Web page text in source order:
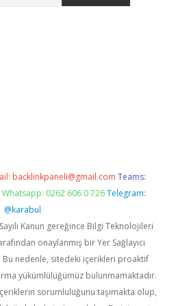
backlinkpaneli@gmail.com Teams:
Whatsapp: 0262 606 0 726 Telegram:
@karabul
Kanun gereğince Bilgi Teknolojileri
onaylanmış bir Yer Sağlayıcı
nedenle, sitedeki içerikleri proaktif
yükümlülüğümüz bulunmamaktadır.
sorumluluğunu taşımakta olup,